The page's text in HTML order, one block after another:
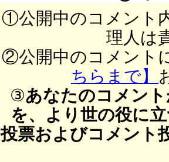
①公開中のコメント
理人は
②公開中のコメント
ちらまで】
③あなたのコメン
を、より世の役に
投票およびコメント